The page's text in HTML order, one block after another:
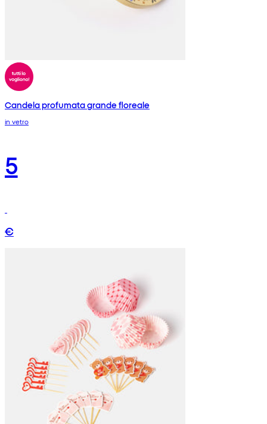
Candela profumata grande floreale
in vetro
5
€